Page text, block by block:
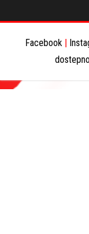
Facebook |